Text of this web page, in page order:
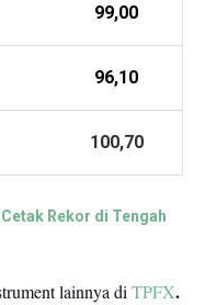
99,00
96,10
100,70
Rekor di Tengah
lainnya di TPFX.